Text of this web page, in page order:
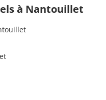
à Nantouillet